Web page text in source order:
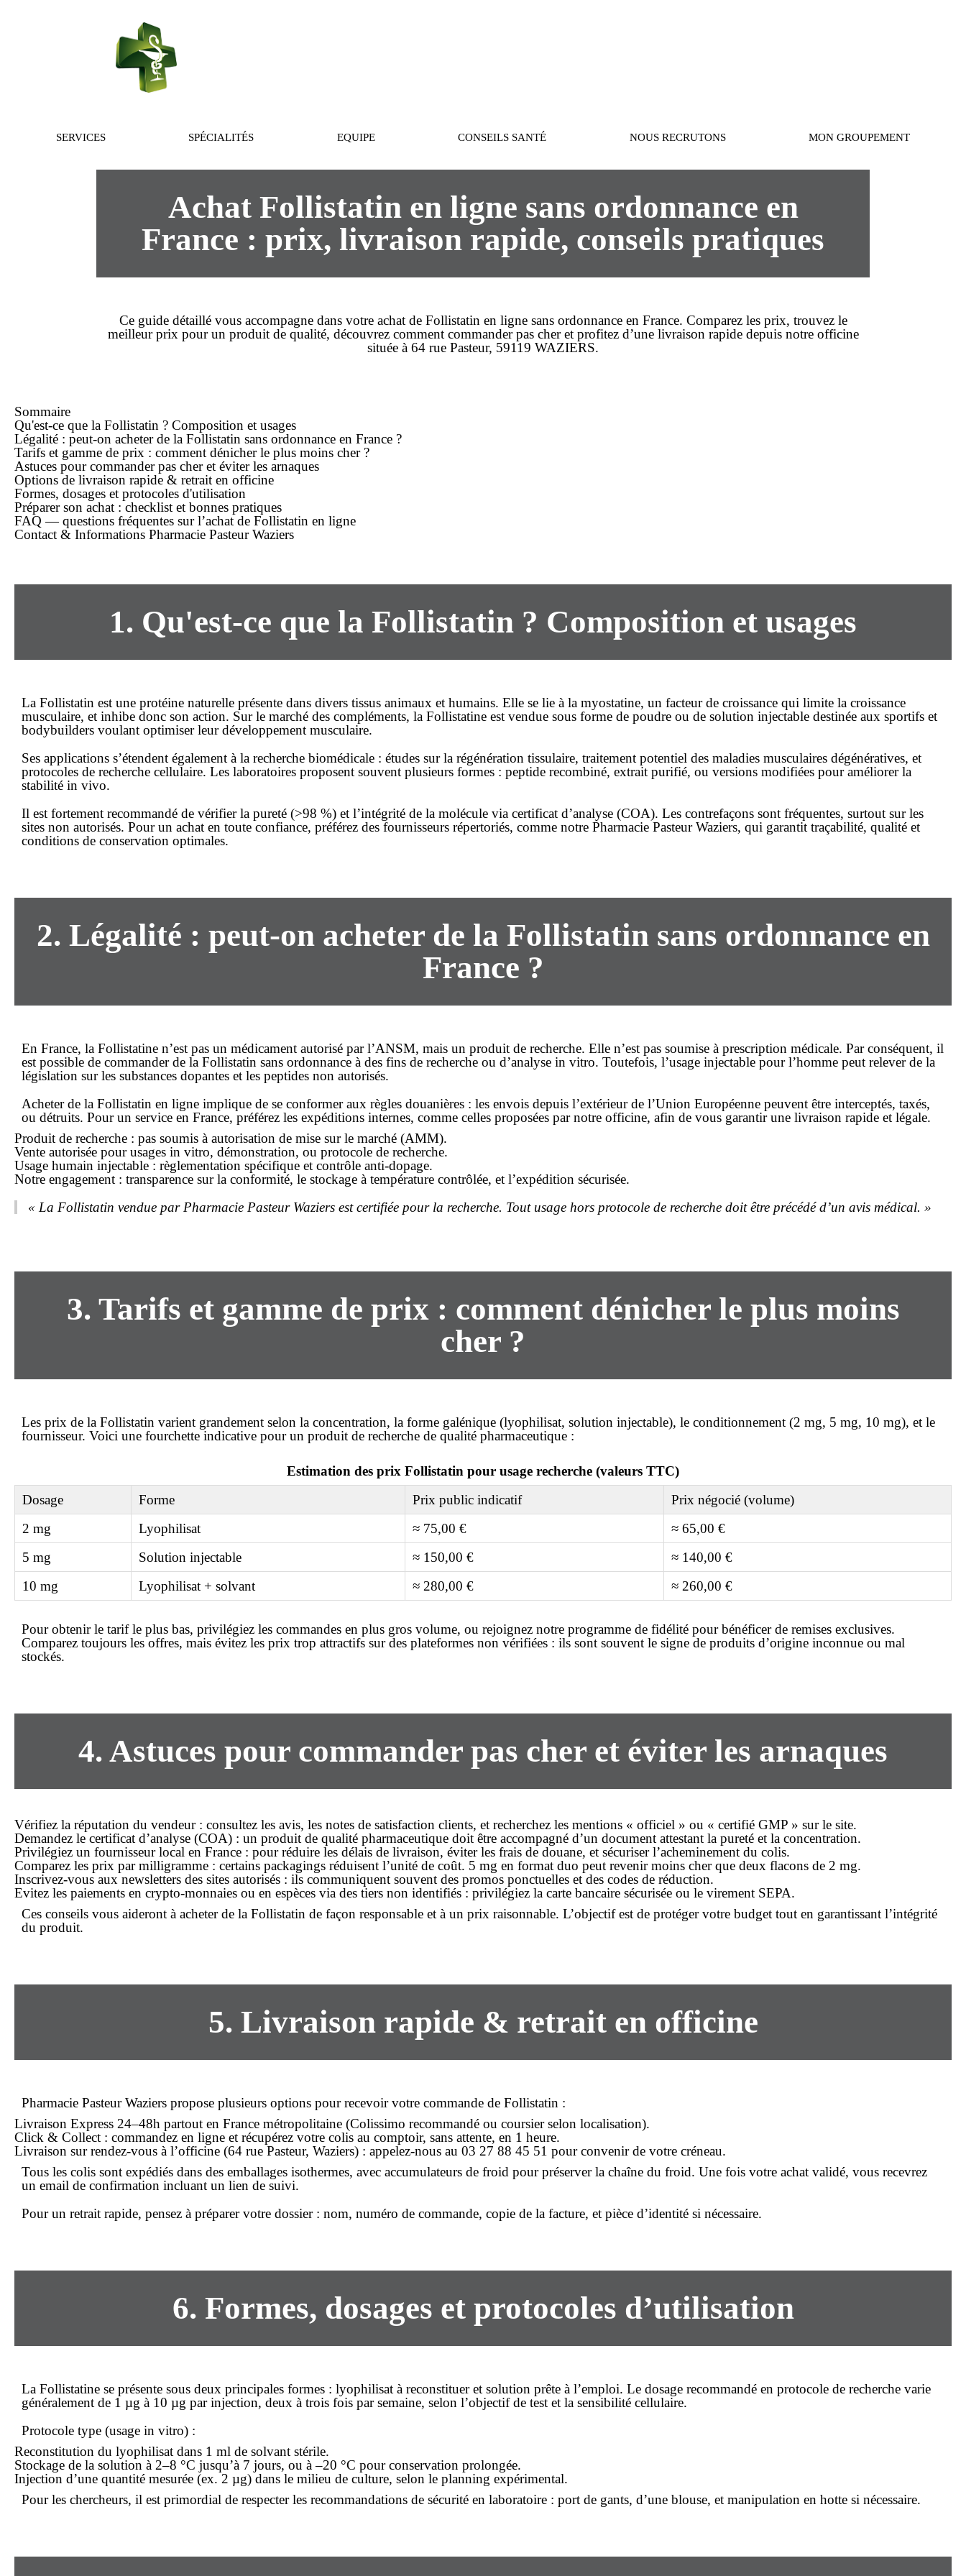
SERVICES SPÉCIALITÉS EQUIPE CONSEILS SANTÉ NOUS RECRUTONS MON GROUPEMENT
Achat Follistatin en ligne sans ordonnance en
France : prix, livraison rapide, conseils pratiques
Ce guide détaillé vous accompagne dans votre achatde Follistatin en ligne sans ordonnance en France. Comparez les prix, trouvez le
meilleur prix pour un produit de qualité, découvrez comment commander pas cheret profitez d’une livraison rapidedepuis notre officine
située à 64 rue Pasteur, 59119 WAZIERS.
Sommaire
Qu'est-ce que la Follistatin ? Composition et usages
Légalité : peut-on acheter de la Follistatin sans ordonnance en France ?
Tarifs et gamme de prix : comment dénicher le plus moins cher?
Astuces pour commanderpas cheret éviter les arnaques
Options de livraison rapide & retrait en officine
Formes, dosages et protocoles d'utilisation
Préparer son achat : checklist et bonnes pratiques
FAQ — questions fréquentes sur l’achat de Follistatin en ligne
Contact & Informations Pharmacie Pasteur Waziers
1. Qu'est-ce que la Follistatin ? Composition et usages
La Follistatin est une protéine naturelle présente dans divers tissus animaux et humains. Elle se lie à la myostatine, un facteur de croissance qui limite la croissance
musculaire, et inhibe donc son action. Sur le marché des compléments, la Follistatine est vendue sous forme de poudre ou de solution injectable destinée aux sportifs et
bodybuilders voulant optimiser leur développement musculaire.
Ses applications s’étendent également à la recherche biomédicale : études sur la régénération tissulaire, traitement potentiel des maladies musculaires dégénératives, et
protocoles de recherche cellulaire. Les laboratoires proposent souvent plusieurs formes : peptide recombiné, extrait purifié, ou versions modifiées pour améliorer la
stabilité in vivo.
Il est fortement recommandé de vérifier la pureté (>98 %) et l’intégrité de la molécule via certificat d’analyse (COA). Les contrefaçons sont fréquentes, surtout sur les
sites non autorisés. Pour un achat en toute confiance, préférez des fournisseurs répertoriés, comme notre Pharmacie Pasteur Waziers, qui garantit traçabilité, qualité et
conditions de conservation optimales.
2. Légalité : peut-on acheter de la Follistatin sans ordonnance en
France ?
En France, la Follistatine n’est pas un médicament autorisé par l’ANSM, mais un produit de recherche. Elle n’est pas soumise à prescription médicale. Par conséquent, il
est possible de commanderde la Follistatin sans ordonnance à des fins de recherche ou d’analyse in vitro. Toutefois, l’usage injectable pour l’homme peut relever de la
législation sur les substances dopantes et les peptides non autorisés.
Acheter de la Follistatin en ligne implique de se conformer aux règles douanières : les envois depuis l’extérieur de l’Union Européenne peuvent être interceptés, taxés,
ou détruits. Pour un service en France, préférez les expéditions internes, comme celles proposées par notre officine, afin de vous garantir une livraison rapide et légale.
Produit de recherche : pas soumis à autorisation de mise sur le marché (AMM).
Vente autorisée pour usages in vitro, démonstration, ou protocole de recherche.
Usage humain injectable : règlementation spécifique et contrôle anti-dopage.
Notre engagement : transparence sur la conformité, le stockage à température contrôlée, et l’expédition sécurisée.
« La Follistatin vendue par Pharmacie Pasteur Waziers est certifiée pour la recherche. Tout usage hors protocole de recherche doit être précédé d’un avis médical. »
3. Tarifs et gamme de prix : comment dénicher le plus moins
cher ?
Les prix de la Follistatin varient grandement selon la concentration, la forme galénique (lyophilisat, solution injectable), le conditionnement (2 mg, 5 mg, 10 mg), et le
fournisseur. Voici une fourchette indicative pour un produit de recherche de qualité pharmaceutique :
Estimation des prix Follistatin pour usage recherche (valeurs TTC)
Dosage
Forme Prix public indicatif
Prix négocié (volume)
2 mg
Lyophilisat ≈ 75,00 €
≈ 65,00 €
5 mg
Solution injectable ≈ 150,00 €
≈ 140,00 €
10 mg
Lyophilisat + solvant ≈ 280,00 € ≈ 260,00 €
Pour obtenir le tarifle plus bas, privilégiez les commandes en plus gros volume, ou rejoignez notre programme de fidélité pour bénéficer de remises exclusives.
Comparez toujours les offres, mais évitez les prix trop attractifs sur des plateformes non vérifiées : ils sont souvent le signe de produits d’origine inconnue ou mal
stockés.
4. Astuces pour commander pas cher et éviter les arnaques
Vérifiez la réputation du vendeur: consultez les avis, les notes de satisfaction clients, et recherchez les mentions « officiel » ou « certifié GMP » sur le site.
Demandez le certificat d’analyse (COA) : un produit de qualité pharmaceutique doit être accompagné d’un document attestant la pureté et la concentration.
Privilégiez un fournisseur local en France : pour réduire les délais de livraison, éviter les frais de douane, et sécuriser l’acheminement du colis.
Comparez les prix par milligramme : certains packagings réduisent l’unité de coût. 5 mg en format duo peut revenir moins cher que deux flacons de 2 mg.
Inscrivez-vous aux newsletters des sites autorisés : ils communiquent souvent des promos ponctuelles et des codes de réduction.
Evitez les paiements en crypto-monnaies ou en espèces via des tiers non identifiés : privilégiez la carte bancaire sécurisée ou le virement SEPA.
Ces conseils vous aideront à acheterde la Follistatin de façon responsable et à un prix raisonnable. L’objectif est de protéger votre budget tout en garantissant l’intégrité
du produit.
5. Livraison rapide & retrait en officine
Pharmacie Pasteur Waziers propose plusieurs options pour recevoir votre commande de Follistatin :
Livraison Express 24–48h partout en France métropolitaine (Colissimo recommandé ou coursier selon localisation).
Click & Collect : commandez en ligne et récupérez votre colis au comptoir, sans attente, en 1 heure.
Livraison sur rendez-vous à l’officine (64 rue Pasteur, Waziers) : appelez-nous au 03 27 88 45 51 pour convenir de votre créneau.
Tous les colis sont expédiés dans des emballages isothermes, avec accumulateurs de froid pour préserver la chaîne du froid. Une fois votre achat validé, vous recevrez
un email de confirmation incluant un lien de suivi.
Pour un retrait rapide, pensez à préparer votre dossier : nom, numéro de commande, copie de la facture, et pièce d’identité si nécessaire.
6. Formes, dosages et protocoles d’utilisation
La Follistatine se présente sous deux principales formes : lyophilisat à reconstituer et solution prête à l’emploi. Le dosage recommandé en protocole de recherche varie
généralement de 1 µg à 10 µg par injection, deux à trois fois par semaine, selon l’objectif de test et la sensibilité cellulaire.
Protocole type (usage in vitro) :
Reconstitution du lyophilisat dans 1 ml de solvant stérile.
Stockage de la solution à 2–8 °C jusqu’à 7 jours, ou à –20 °C pour conservation prolongée.
Injection d’une quantité mesurée (ex. 2 µg) dans le milieu de culture, selon le planning expérimental.
Pour les chercheurs, il est primordial de respecter les recommandations de sécurité en laboratoire : port de gants, d’une blouse, et manipulation en hotte si nécessaire.